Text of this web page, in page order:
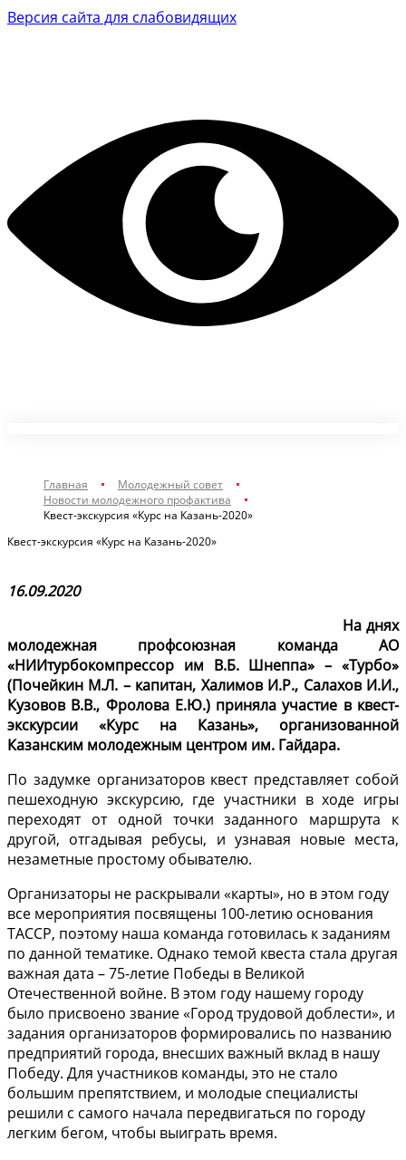
Версия сайта для слабовидящих
Главная
Молодежный совет
Новости молодежного профактива
Квест-экскурсия «Курс на Казань-2020»
Квест-экскурсия «Курс на Казань-2020»
16.09.2020
На днях
молодежная профсоюзная команда АО
«НИИтурбокомпрессор им В.Б. Шнеппа» – «Турбо»
(Почейкин М.Л. – капитан, Халимов И.Р., Салахов И.И.,
Кузовов В.В., Фролова Е.Ю.) приняла участие в квест-
экскурсии «Курс на Казань», организованной
Казанским молодежным центром им. Гайдара.
По задумке организаторов квест представляет собой
пешеходную экскурсию, где участники в ходе игры
переходят от одной точки заданного маршрута к
другой, отгадывая ребусы, и узнавая новые места,
незаметные простому обывателю.
Организаторы не раскрывали «карты», но в этом году
все мероприятия посвящены 100-летию основания
ТАССР, поэтому наша команда готовилась к заданиям
по данной тематике. Однако темой квеста стала другая
важная дата – 75-летие Победы в Великой
Отечественной войне. В этом году нашему городу
было присвоено звание «Город трудовой доблести», и
задания организаторов формировались по названию
предприятий города, внесших важный вклад в нашу
Победу. Для участников команды, это не стало
большим препятствием, и молодые специалисты
решили с самого начала передвигаться по городу
легким бегом, чтобы выиграть время.